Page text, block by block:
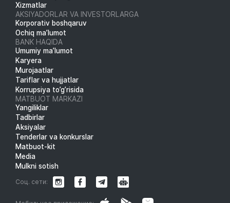
Xizmatlar
AKSIYADORLAR VA INVESTORLARGA
Korporativ boshqaruv
Ochiq ma’lumot
BANK HAQIDA
Umumiy ma’lumot
Karyera
Murojaatlar
Tariflar va hujjatlar
Korrupsiya to’g’risida
MATBUOT MARKAZI
Yangiliklar
Tadbirlar
Aksiyalar
Tenderlar va konkurslar
Matbuot-kit
Media
Mulkni sotish
Соц. сети: